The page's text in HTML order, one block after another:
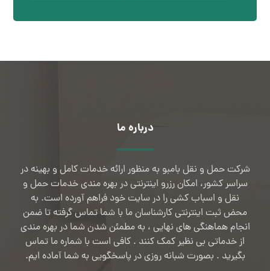
درباره ما
شرکت حمل و نقل بامبو به منظور ارائه خدمات کامل و بهینه در
سراسر کشور، امکان رزرو اینترنتی در بهره مندی خدمات حمل و
نقل و اسباب کشی را در سایت خود فراهم آورده است. به
محض ثبت اینترنتی کارشناسان ما با شما تماس گرفته تا ضمن
انجام هماهنگی های نهایی ، به مطمئن شدن شما در بهره مندی
از خدماتی بی نظیر کمک کنند . کافی است با شماره ما تماس
بگیرید . بصورت شبانه روزی در پاسخگویی به شما آماده ایم.